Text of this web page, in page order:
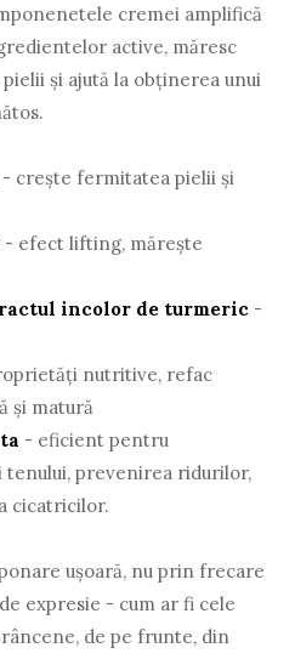
cremei amplifică
active, măresc
și ajută la obținerea unui
- crește fermitatea pielii și
- efect lifting, mărește
incolor de turmeric -
nutritive, refac
și matură
- eficient pentru
prevenirea ridurilor,
cicatricilor.
ușoară, nu prin frecare
expresie - cum ar fi cele
de pe frunte, din